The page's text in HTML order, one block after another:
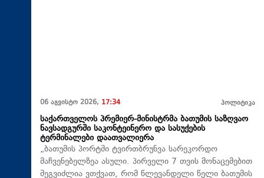
06 აგვისტო 2026, 17:34 პოლიტიკა
საქართველოს პრემიერ-მინისტრმა ბათუმის საზღვაო
ნავსადგურში საკონტეინერო და სასუქების
ტერმინალები დაათვალიერა
„ბათუმის პორტში ტვირთბრუნვა სარეკორდო
მაჩვენებელზეა ასული. პირველი 7 თვის მონაცემებით
შეგვიძლია ვთქვათ, რომ წლევანდელი წელი ბათუმის